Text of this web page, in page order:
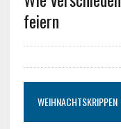
feiern
WEIHNACHTSKRIPPEN